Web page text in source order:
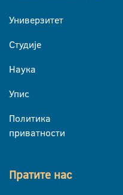
Универзитет
Студије
Наука
Упис
Политика
приватности
Пратите нас